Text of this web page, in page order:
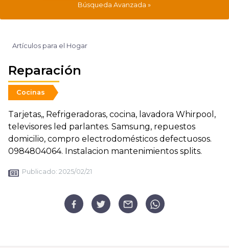
Búsqueda Avanzada
Artículos para el Hogar
Reparación
Cocinas
Tarjetas,, Refrigeradoras, cocina, lavadora Whirpool,
televisores led parlantes. Samsung, repuestos
domicilio, compro electrodomésticos defectuosos.
0984804064. Instalacion mantenimientos splits.
Publicado: 2025/02/21